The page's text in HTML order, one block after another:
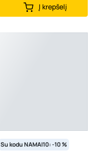
Į krepšelį
Su kodu NAMAI10: -10 %